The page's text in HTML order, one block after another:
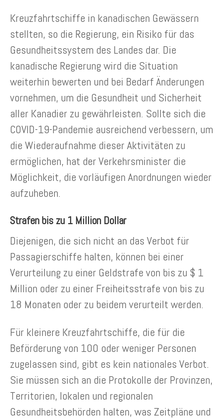
Kreuzfahrtschiffe in kanadischen Gewässern
stellten, so die Regierung, ein Risiko für das
Gesundheitssystem des Landes dar. Die
kanadische Regierung wird die Situation
weiterhin bewerten und bei Bedarf Änderungen
vornehmen, um die Gesundheit und Sicherheit
aller Kanadier zu gewährleisten. Sollte sich die
COVID-19-Pandemie ausreichend verbessern, um
die Wiederaufnahme dieser Aktivitäten zu
ermöglichen, hat der Verkehrsminister die
Möglichkeit, die vorläufigen Anordnungen wieder
aufzuheben.
Strafen bis zu 1 Million Dollar
Diejenigen, die sich nicht an das Verbot für
Passagierschiffe halten, können bei einer
Verurteilung zu einer Geldstrafe von bis zu $ 1
Million oder zu einer Freiheitsstrafe von bis zu
18 Monaten oder zu beidem verurteilt werden.
Für kleinere Kreuzfahrtschiffe, die für die
Beförderung von 100 oder weniger Personen
zugelassen sind, gibt es kein nationales Verbot.
Sie müssen sich an die Protokolle der Provinzen,
Territorien, lokalen und regionalen
Gesundheitsbehörden halten, was Zeitpläne und